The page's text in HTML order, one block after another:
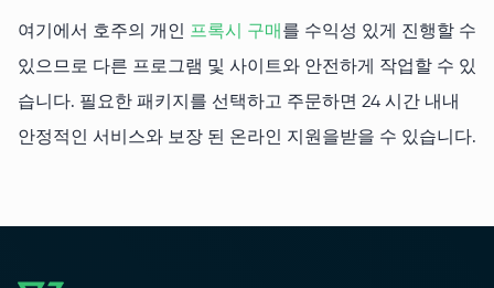
여기에서 호주의 개인 프록시 구매 를 수익성 있게 진행할 수
있으므로 다른 프로그램 및 사이트와 안전하게 작업할 수 있
습니다. 필요한 패키지를 선택하고 주문하면 24 시간 내내
안정적인 서비스와 보장 된 온라인 지원을받을 수 있습니다.